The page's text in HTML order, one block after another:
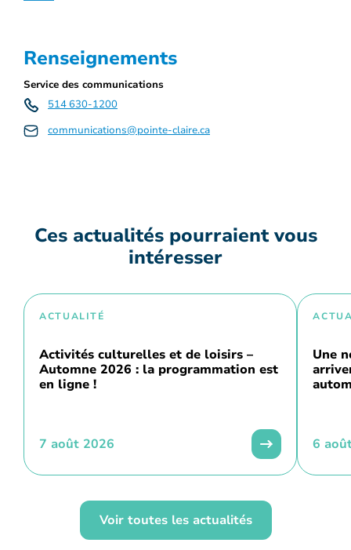
Renseignements
Service des communications
514 630-1200
communications@pointe-claire.ca
Ces actualités pourraient vous
intéresser
ACTUALITÉ
Activités culturelles et de loisirs –
Automne 2026 : la programmation est
en ligne !
7 août 2026
Une
6
Voir toutes les actualités